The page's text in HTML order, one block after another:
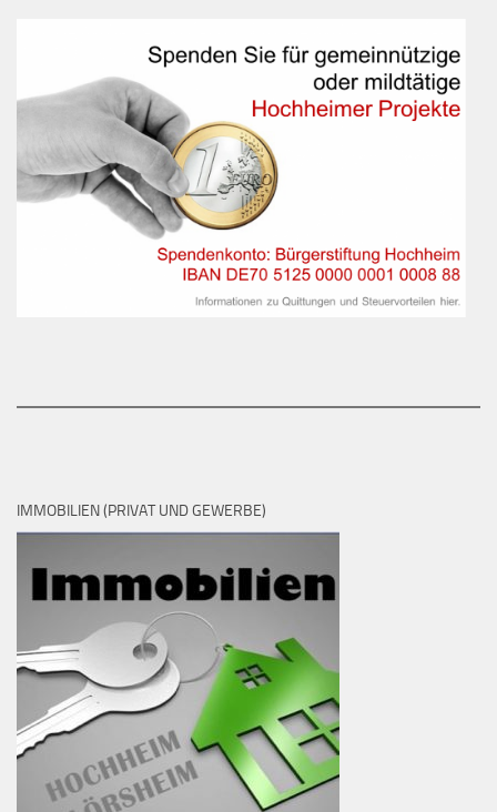
IMMOBILIEN (PRIVAT UND GEWERBE)